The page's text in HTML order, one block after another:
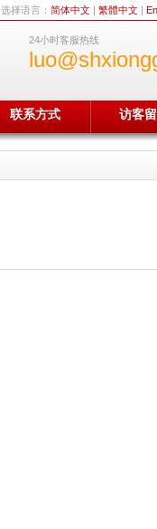
选择语言： 简体中文| 繁體中文|
24小时客服热线
联系方式 访客